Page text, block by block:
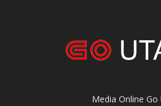
Media Online Go